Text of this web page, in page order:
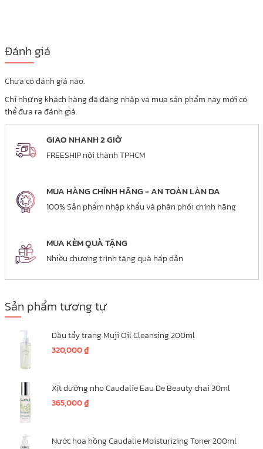
Đánh giá
Chưa có đánh giá nào.
Chỉ những khách hàng đã đăng nhập và mua sản phẩm này mới có
thể đưa ra đánh giá.
GIAO NHANH 2 GIỜ
FREESHIP nội thành TPHCM
MUA HÀNG CHÍNH HÃNG - AN TOÀN LÀN DA
100% Sản phẩm nhập khẩu và phân phối chính hãng
MUA KÈM QUÀ TẶNG
Nhiều chương trình tặng quà hấp dẫn
Sản phẩm tương tự
Dầu tẩy trang Muji Oil Cleansing 200ml
320,000₫
Xịt dưỡng nho Caudalie Eau De Beauty chai 30ml
365,000₫
Nước hoa hồng Caudalie Moisturizing Toner 200ml